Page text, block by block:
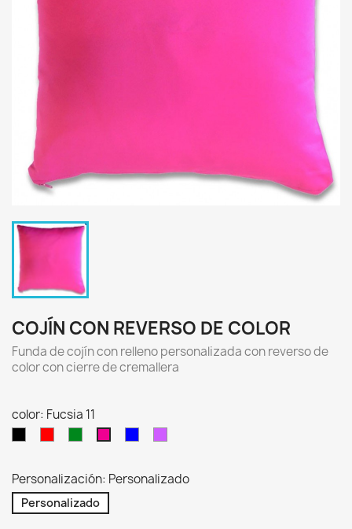
COJÍN CON REVERSO DE COLOR
Funda de cojín con relleno personalizada con reverso de
color con cierre de cremallera
color: Fucsia 11
Personalización: Personalizado
Personalizado